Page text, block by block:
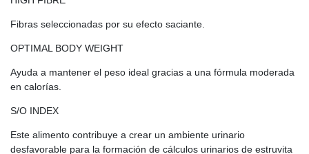
Fibras seleccionadas por su efecto saciante.
OPTIMAL BODY WEIGHT
Ayuda a mantener el peso ideal gracias a una fórmula moderada
en calorías.
S/O INDEX
Este alimento contribuye a crear un ambiente urinario
desfavorable para la formación de cálculos urinarios de estruvita